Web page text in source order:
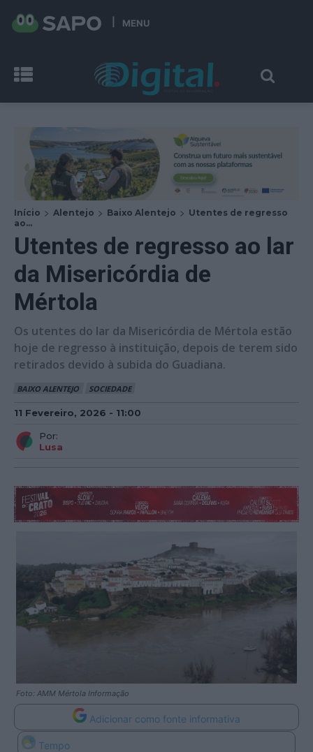
MENU
Início Alentejo Baixo Alentejo
Utentes de regresso
ao...
Utentes de regresso ao lar
da Misericórdia de
Mértola
Os utentes do lar da Misericórdia de Mértola estão
hoje de regresso à instituição, depois de terem sido
retirados devido à subida do Guadiana.
BAIXO ALENTEJO SOCIEDADE
11 Fevereiro, 2026 - 11:00
Por:
Lusa
Foto: AMM Mértola Informação
Adicionar como fonte informativa
Tempo